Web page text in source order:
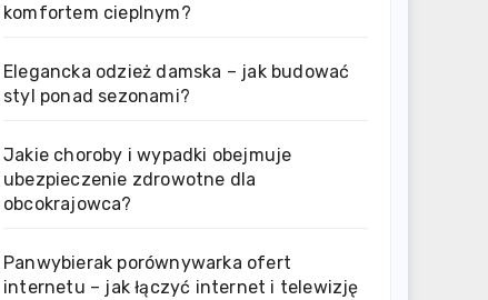
komfortem cieplnym?
Elegancka odzież damska – jak budować
styl ponad sezonami?
Jakie choroby i wypadki obejmuje
ubezpieczenie zdrowotne dla
obcokrajowca?
Panwybierak porównywarka ofert
internetu – jak łączyć internet i telewizję